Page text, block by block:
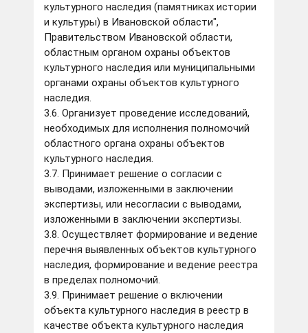
культурного наследия (памятниках истории
и культуры) в Ивановской области",
Правительством Ивановской области,
областным органом охраны объектов
культурного наследия или муниципальными
органами охраны объектов культурного
наследия.
3.6. Организует проведение исследований,
необходимых для исполнения полномочий
областного органа охраны объектов
культурного наследия.
3.7. Принимает решение о согласии с
выводами, изложенными в заключении
экспертизы, или несогласии с выводами,
изложенными в заключении экспертизы.
3.8. Осуществляет формирование и ведение
перечня выявленных объектов культурного
наследия, формирование и ведение реестра
в пределах полномочий.
3.9. Принимает решение о включении
объекта культурного наследия в реестр в
качестве объекта культурного наследия